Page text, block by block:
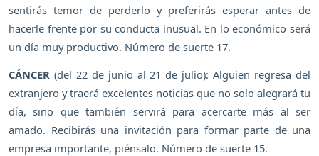
sentirás temor de perderlo y preferirás esperar antes de
hacerle frente por su conducta inusual. En lo económico será
un día muy productivo. Número de suerte 17.
CÁNCER (del 22 de junio al 21 de julio): Alguien regresa del
extranjero y traerá excelentes noticias que no solo alegrará tu
día, sino que también servirá para acercarte más al ser
amado. Recibirás una invitación para formar parte de una
empresa importante, piénsalo. Número de suerte 15.